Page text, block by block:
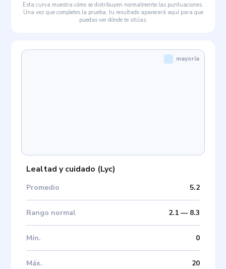
Esta curva muestra cómo se distribuyen normalmente las puntuaciones.
Una vez que completes la prueba, tu resultado aparecerá aquí para que
puedas ver dónde te sitúas.
Lealtad y cuidado (Lyc)
Promedio 5.2
Rango normal 2.1— 8.3
Mín. 0
Máx. 20
mayoría